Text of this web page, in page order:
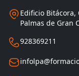
Edificio Bitácora,
Palmas de Gran
928369211